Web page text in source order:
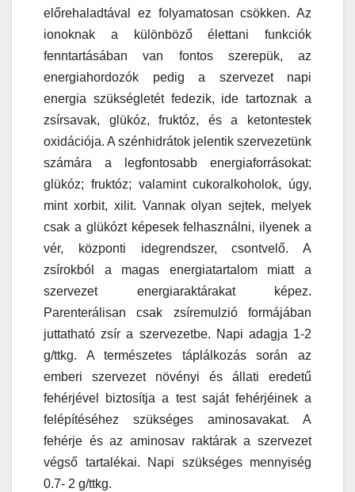
előrehaladtával ez folyamatosan csökken. Az
ionoknak a különböző élettani funkciók
fenntartásában van fontos szerepük, az
energiahordozók pedig a szervezet napi
energia szükségletét fedezik, ide tartoznak a
zsírsavak, glükóz, fruktóz, és a ketontestek
oxidációja. A szénhidrátok jelentik szervezetünk
számára a legfontosabb energiaforrásokat:
glükóz; fruktóz; valamint cukoralkoholok, úgy,
mint xorbit, xilit. Vannak olyan sejtek, melyek
csak a glükózt képesek felhasználni, ilyenek a
vér, központi idegrendszer, csontvelő. A
zsírokból a magas energiatartalom miatt a
szervezet energiaraktárakat képez.
Parenterálisan csak zsíremulzió formájában
juttatható zsír a szervezetbe. Napi adagja 1-2
g/ttkg. A természetes táplálkozás során az
emberi szervezet növényi és állati eredetű
fehérjével biztosítja a test saját fehérjéinek a
felépítéséhez szükséges aminosavakat. A
fehérje és az aminosav raktárak a szervezet
végső tartalékai. Napi szükséges mennyiség
0.7- 2 g/ttkg.